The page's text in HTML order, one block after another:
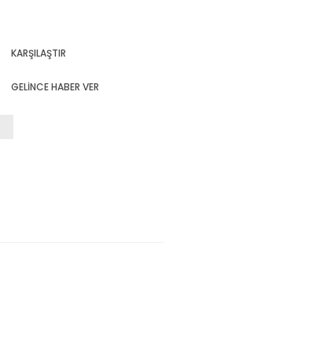
KARŞILAŞTIR
GELINCE HABER VER